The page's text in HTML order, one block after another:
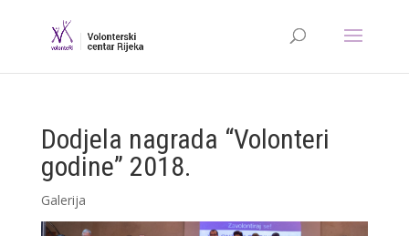
Dodjela nagrada “Volonteri
godine” 2018.
Galerija